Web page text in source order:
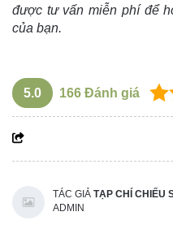
được tư vấn miễn phí để
của bạn.
5.0 166 Đánh giá
TÁC GIẢ TẠP CHÍ CHIẾU
ADMIN